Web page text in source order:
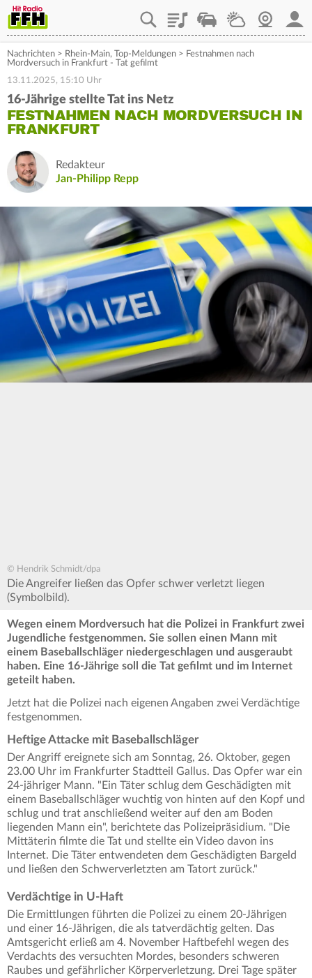
PlaylistStaupilotWetterWebcam
Nachrichten > Rhein-Main, Top-Meldungen > Festnahmen nach
Mordversuch in Frankfurt - Tat gefilmt
13.11.2025, 15:10 Uhr
16-Jährige stellte Tat ins Netz
FESTNAHMEN NACH MORDVERSUCH IN
FRANKFURT
Redakteur
Jan-Philipp Repp
© Hendrik Schmidt/dpa
Die Angreifer ließen das Opfer schwer verletzt liegen
(Symbolbild).
Wegen einem Mordversuch hat die Polizei in Frankfurt zwei
Jugendliche festgenommen. Sie sollen einen Mann mit
einem Baseballschläger niedergeschlagen und ausgeraubt
haben. Eine 16-Jährige soll die Tat gefilmt und im Internet
geteilt haben.
Jetzt hat die Polizei nach eigenen Angaben zwei Verdächtige
festgenommen.
Heftige Attacke mit Baseballschläger
Der Angriff ereignete sich am Sonntag, 26. Oktober, gegen
23.00 Uhr im Frankfurter Stadtteil Gallus. Das Opfer war ein
24-jähriger Mann. "Ein Täter schlug dem Geschädigten mit
einem Baseballschläger wuchtig von hinten auf den Kopf und
schlug und trat anschließend weiter auf den am Boden
liegenden Mann ein", berichtete das Polizeipräsidium. "Die
Mittäterin filmte die Tat und stellte ein Video davon ins
Internet. Die Täter entwendeten dem Geschädigten Bargeld
und ließen den Schwerverletzten am Tatort zurück."
Verdächtige in U-Haft
Die Ermittlungen führten die Polizei zu einem 20-Jährigen
und einer 16-Jährigen, die als tatverdächtig gelten. Das
Amtsgericht erließ am 4. November Haftbefehl wegen des
Verdachts des versuchten Mordes, besonders schweren
Raubes und gefährlicher Körperverletzung. Drei Tage später